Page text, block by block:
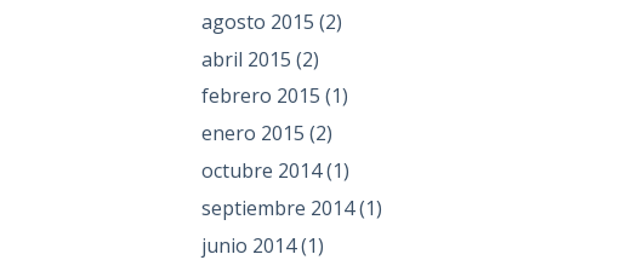
agosto 2015 (2)
abril 2015 (2)
febrero 2015 (1)
enero 2015 (2)
octubre 2014(1)
septiembre 2014(1)
junio 2014(1)